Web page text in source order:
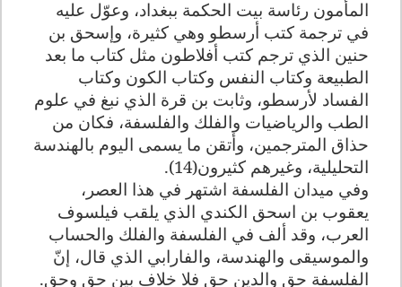
المأمون رئاسة بيت الحكمة ببغداد، وعوّل عليه
في ترجمة كتب أرسطو وهي كثيرة، وإسحق بن
حنين الذي ترجم كتب أفلاطون مثل كتاب ما بعد
الطبيعة وكتاب النفس وكتاب الكون وكتاب
الفساد لأرسطو، وثابت بن قرة الذي نبغ في علوم
الطب والرياضيات والفلك والفلسفة، فكان من
حذاق المترجمين، وأتقن ما يسمى اليوم بالهندسة
التحليلية، وغيرهم كثيرون(14).
وفي ميدان الفلسفة اشتهر في هذا العصر،
يعقوب بن اسحق الكندي الذي يلقب فيلسوف
العرب، وقد ألف في الفلسفة والفلك والحساب
والموسيقى والهندسة، والفارابي الذي قال، إنّ
الفلسفة حق والدين حق فلا خلاف بين حق وحق.